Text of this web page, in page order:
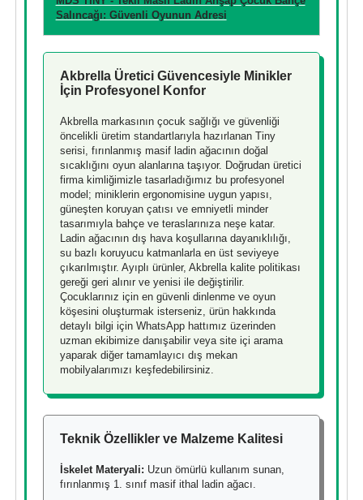
Salıncağı: Güvenli Oyunun Adresi
Akbrella Üretici Güvencesiyle Minikler
İçin Profesyonel Konfor
Akbrella markasının çocuk sağlığı ve güvenliği
öncelikli üretim standartlarıyla hazırlanan Tiny
serisi, fırınlanmış masif ladin ağacının doğal
sıcaklığını oyun alanlarına taşıyor. Doğrudan üretici
firma kimliğimizle tasarladığımız bu profesyonel
model; miniklerin ergonomisine uygun yapısı,
güneşten koruyan çatısı ve emniyetli minder
tasarımıyla bahçe ve teraslarınıza neşe katar.
Ladin ağacının dış hava koşullarına dayanıklılığı,
su bazlı koruyucu katmanlarla en üst seviyeye
çıkarılmıştır. Ayıplı ürünler, Akbrella kalite politikası
gereği geri alınır ve yenisi ile değiştirilir.
Çocuklarınız için en güvenli dinlenme ve oyun
köşesini oluşturmak isterseniz, ürün hakkında
detaylı bilgi için WhatsApp hattımız üzerinden
uzman ekibimize danışabilir veya site içi arama
yaparak diğer tamamlayıcı dış mekan
mobilyalarımızı keşfedebilirsiniz.
Teknik Özellikler ve Malzeme Kalitesi
İskelet Materyali: Uzun ömürlü kullanım sunan,
fırınlanmış 1. sınıf masif ithal ladin ağacı.